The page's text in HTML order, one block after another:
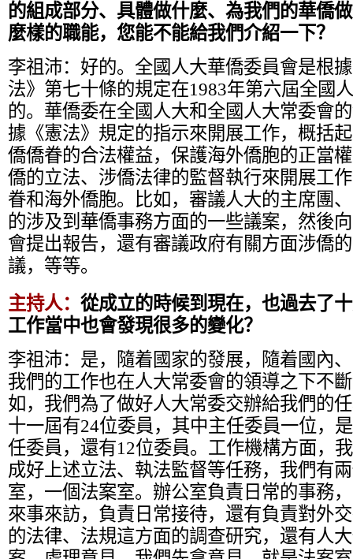
的組成部分、具體做什麼、為我們的華僑
麼樣的職能，您能不能給我們介紹一下？
李祖沛： 好的。全國人大華僑委員會是根
法》第七十條的規定在1983年第六屆全國
的。華僑委在全國人大和全國人大常委會
據《憲法》規定的指示來開展工作，概括
僑僑眷的合法權益，保護海外僑胞的正當
僑的立法、涉僑法律的監督執行來開展工
眷和海外僑胞。比如，審議人大的主席團
的涉及到華僑事務方面的一些議案，然後
會提出報告，還有審議政府有關方面涉僑
議，等等。
主持人： 從成立的時候到現在，也過去了
工作當中也會發現很多的變化？
李祖沛： 是，隨着國家的發展，隨着國內
我們的工作也在人大常委會的領導之下不
如，我們為了做好人大常委交辦給我們的
十一屆有24位委員，其中主任委員一位，
任委員，還有12位委員。工作機構方面，
成好上述立法、執法監督等任務，我們有
室，一個法案室。辦公室負責日常的事務
來事來訪，負責日常接待，還有負責對外
的法律、法規這方面的調查研究，還有人